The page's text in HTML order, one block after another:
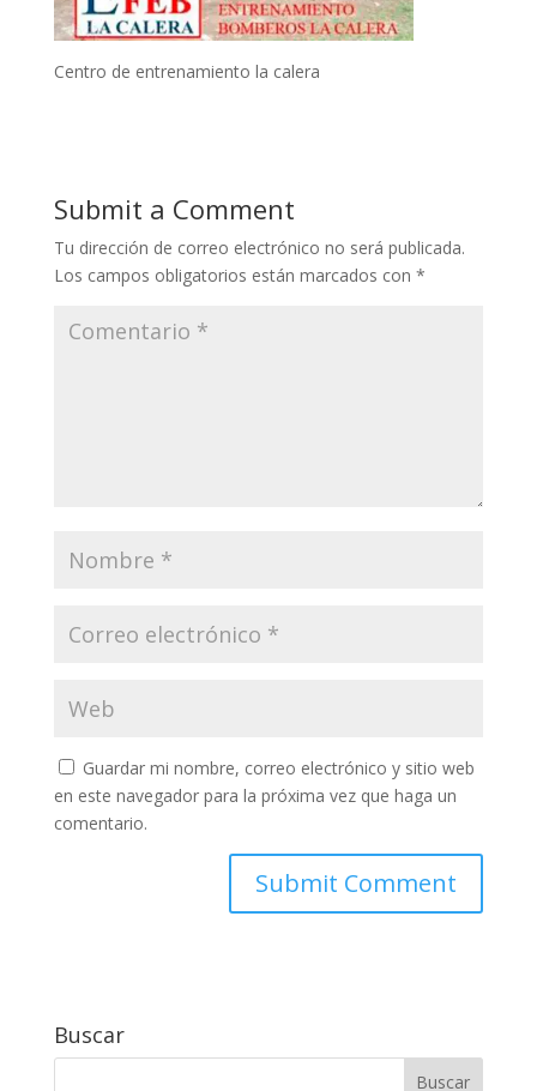
Centro de entrenamiento la calera
Submit a Comment
Tu dirección de correo electrónico no será publicada.
Los campos obligatorios están marcados con *
Guardar mi nombre, correo electrónico y sitio web
en este navegador para la próxima vez que haga un
comentario.
Buscar